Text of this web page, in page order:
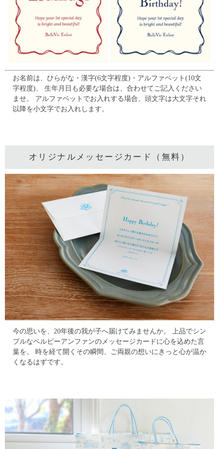
お名前は、ひらがな・漢字(6文字程度)・アルファベット(10文
字程度)、
生年月日も必要な場合は、合わせてご記入ください
ませ。
アルファベットでお入れする場合、頭文字は大文字それ
以降を小文字でお入れします。
オリジナルメッセージカード（無料）
今の思いを、20年後の我が子へ届けてみませんか。
上品でシン
プルなベルビーアンファンのメッセージカードに心を込めた言
葉を。
時を経て開くその瞬間、ご両親の想いにきっと心が温か
くなるはずです。